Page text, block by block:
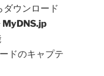
ウンロード
MyDNS.jp
ドのキャプテ